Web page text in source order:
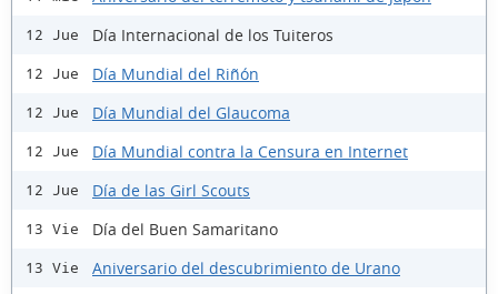
12 Jue Día Internacional de los Tuiteros
12 Jue Día Mundial del Riñón
12 Jue Día Mundial del Glaucoma
12 Jue Día Mundial contra la Censura en Internet
12 Jue Día de las Girl Scouts
13 Vie Día del Buen Samaritano
13 Vie Aniversario del descubrimiento de Urano